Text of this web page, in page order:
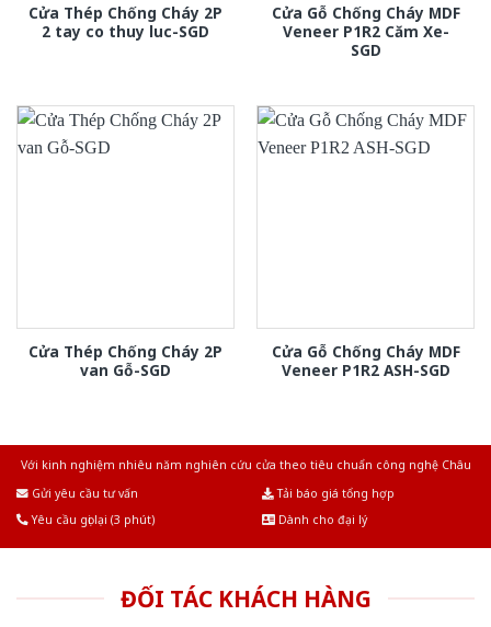
Cửa Thép Chống Cháy 2P
2 tay co thuy luc-SGD
Cửa Gỗ Chống Cháy MDF
Veneer P1R2 Căm Xe-
SGD
Cửa Thép Chống Cháy 2P
van Gỗ-SGD
Cửa Gỗ Chống Cháy MDF
Veneer P1R2 ASH-SGD
Với kinh nghiệm nhiêu năm nghiên cứu cửa theo tiêu chuẩn công nghệ Châu
Gửi yêu cầu tư vấn
Tải báo giá tổng hợp
Yêu cầu gọi lại (3 phút)
Dành cho đại lý
ĐỐI TÁC KHÁCH HÀNG